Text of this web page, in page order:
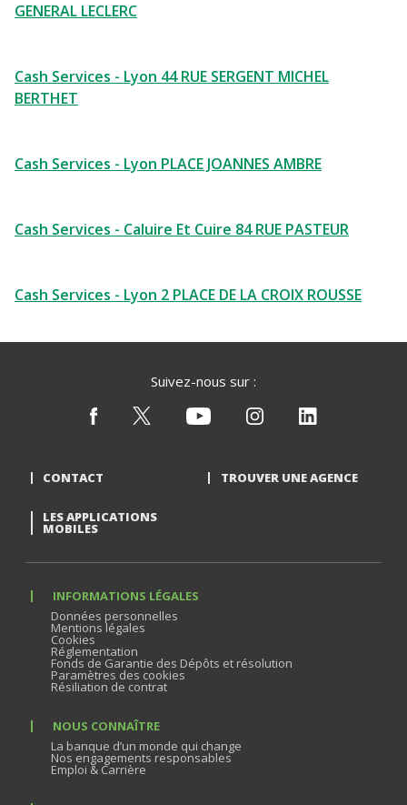
GENERAL LECLERC
Cash Services - Lyon 44 RUE SERGENT MICHEL
BERTHET
Cash Services - Lyon PLACE JOANNES AMBRE
Cash Services - Caluire Et Cuire 84 RUE PASTEUR
Cash Services - Lyon 2 PLACE DE LA CROIX ROUSSE
Suivez-nous sur :
CONTACT TROUVER UNE AGENCE
LES APPLICATIONS
MOBILES
INFORMATIONS LÉGALES
Données personnelles
Mentions légales
Cookies
Réglementation
Fonds de Garantie des Dépôts et résolution
Paramètres des cookies
Résiliation de contrat
NOUS CONNAÎTRE
La banque d’un monde qui change
Nos engagements responsables
Emploi & Carrière